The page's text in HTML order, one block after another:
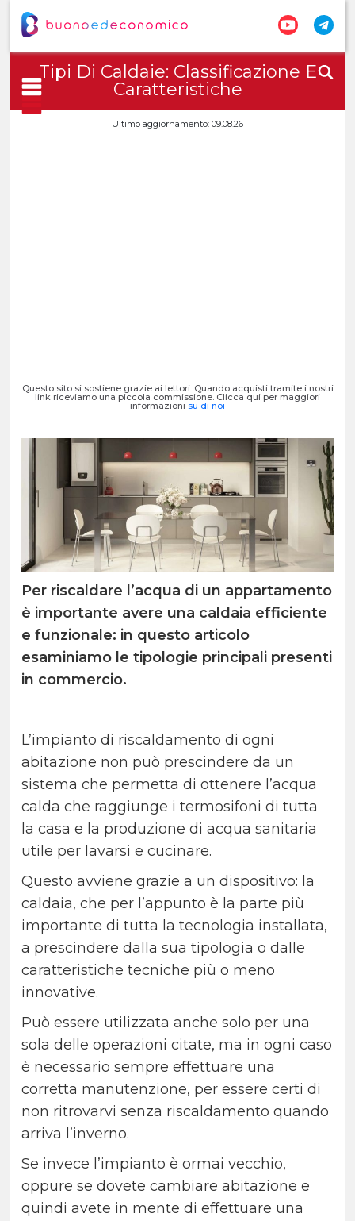
Tipi Di Caldaie: Classificazione E
Caratteristiche
Ultimo aggiornamento: 09.08.26
Questo sito si sostiene grazie ai lettori. Quando acquisti tramite i nostri
link riceviamo una piccola commissione. Clicca qui per maggiori
informazioni su di noi
Per riscaldare l’acqua di un appartamento
è importante avere una caldaia efficiente
e funzionale: in questo articolo
esaminiamo le tipologie principali presenti
in commercio.
L’impianto di riscaldamento di ogni
abitazione non può prescindere da un
sistema che permetta di ottenere l’acqua
calda che raggiunge i termosifoni di tutta
la casa e la produzione di acqua sanitaria
utile per lavarsi e cucinare.
Questo avviene grazie a un dispositivo: la
caldaia, che per l’appunto è la parte più
importante di tutta la tecnologia installata,
a prescindere dalla sua tipologia o dalle
caratteristiche tecniche più o meno
innovative.
Può essere utilizzata anche solo per una
sola delle operazioni citate, ma in ogni caso
è necessario sempre effettuare una
corretta manutenzione, per essere certi di
non ritrovarvi senza riscaldamento quando
arriva l’inverno.
Se invece l’impianto è ormai vecchio,
oppure se dovete cambiare abitazione e
quindi avete in mente di effettuare una